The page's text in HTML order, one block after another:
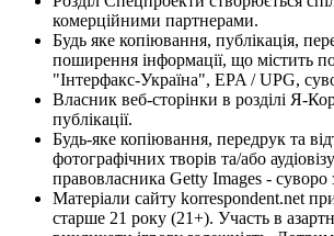
комерційними партнерами.
Будь яке копіювання, публікація,
поширення інформації, що містить
"Інтерфакс-Україна", EPA / UPG,
Власник веб-сторінки в розділі Я-
публікації.
Будь-яке копіювання, передрук та
фотографічних творів та/або
правовласника Getty Images - суворо
Матеріали сайту korrespondent.net
старше 21 року (21+). Участь в